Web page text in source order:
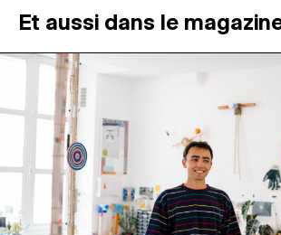
ATELIERS OUVERTS
PROGRAMMATION
MAGAZINE
ESPACES DE PRATIQUE
Et aussi dans le